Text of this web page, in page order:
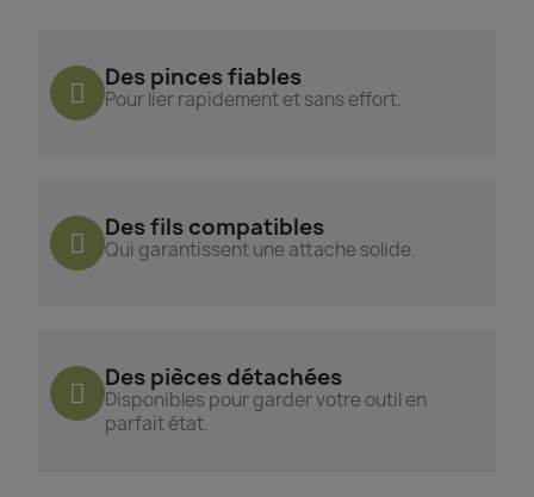
Des pinces fiables
Pour lier rapidement et sans effort.
Des fils compatibles
Qui garantissent une attache solide.
Des pièces détachées
Disponibles pour garder votre outil en
parfait état.